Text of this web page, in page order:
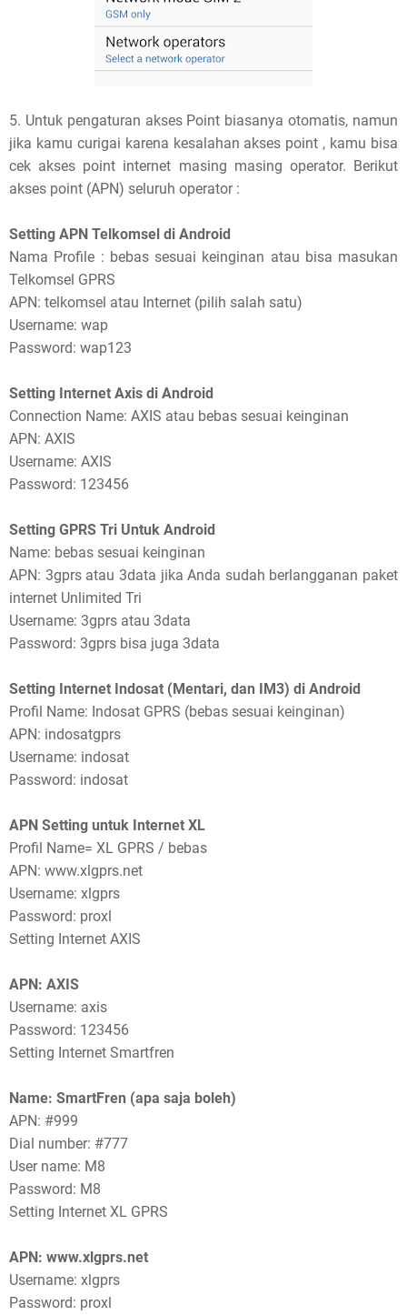
5. Untuk pengaturan akses Point biasanya otomatis, namun
jika kamu curigai karena kesalahan akses point , kamu bisa
cek akses point internet masing masing operator. Berikut
akses point (APN) seluruh operator :
Setting APN Telkomsel di Android
Nama Profile : bebas sesuai keinginan atau bisa masukan
Telkomsel GPRS
APN: telkomsel atau Internet (pilih salah satu)
Username: wap
Password: wap123
Setting Internet Axis di Android
Connection Name: AXIS atau bebas sesuai keinginan
APN: AXIS
Username: AXIS
Password: 123456
Setting GPRS Tri Untuk Android
Name: bebas sesuai keinginan
APN: 3gprs atau 3data jika Anda sudah berlangganan paket
internet Unlimited Tri
Username: 3gprs atau 3data
Password: 3gprs bisa juga 3data
Setting Internet Indosat (Mentari, dan IM3) di Android
Profil Name: Indosat GPRS (bebas sesuai keinginan)
APN: indosatgprs
Username: indosat
Password: indosat
APN Setting untuk Internet XL
Profil Name= XL GPRS / bebas
APN: www.xlgprs.net
Username: xlgprs
Password: proxl
Setting Internet AXIS
APN: AXIS
Username: axis
Password: 123456
Setting Internet Smartfren
Name: SmartFren (apa saja boleh)
APN: #999
Dial number: #777
User name: M8
Password: M8
Setting Internet XL GPRS
APN: www.xlgprs.net
Username: xlgprs
Password: proxl